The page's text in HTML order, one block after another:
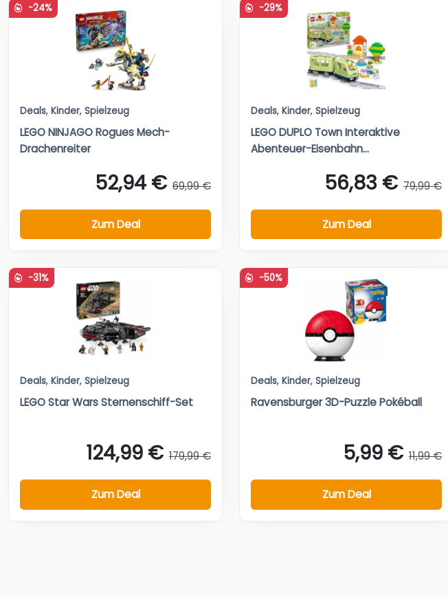
-24%
Deals, Kinder, Spielzeug
LEGO NINJAGO Rogues Mech-
Drachenreiter
52,94 € 69,99 €
Zum Deal
-29%
Deals, Kinder, Spielzeug
LEGO DUPLO Town Interaktive
Abenteuer-Eisenbahn...
56,83 € 79,99 €
Zum Deal
-31%
Deals, Kinder, Spielzeug
LEGO Star Wars Sternenschiff-Set
124,99 € 179,99 €
Zum Deal
-50%
Deals, Kinder, Spielzeug
Ravensburger 3D-Puzzle Pokéball
5,99 € 11,99 €
Zum Deal